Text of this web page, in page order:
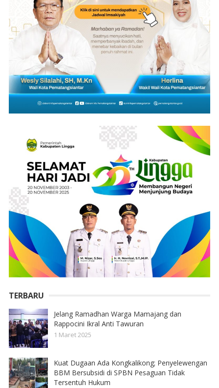
TERBARU
Jelang Ramadhan Warga Mamajang dan
Rappocini Ikral Anti Tawuran
1 Maret 2025
Kuat Dugaan Ada Kongkalikong; Penyelewengan
BBM Bersubsidi di SPBN Pesaguan Tidak
Tersentuh Hukum